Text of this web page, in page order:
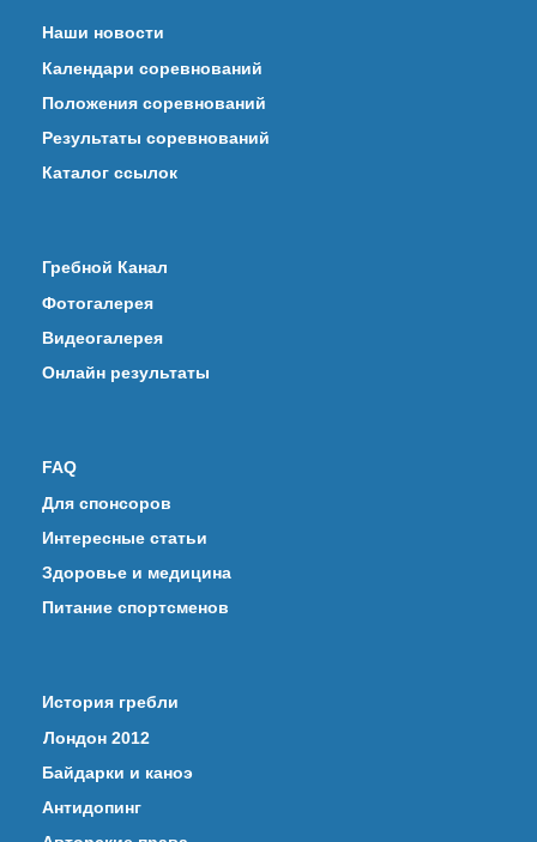
Наши новости
Календари соревнований
Положения соревнований
Результаты соревнований
Каталог ссылок
Гребной Канал
Фотогалерея
Видеогалерея
Онлайн результаты
FAQ
Для спонсоров
Интересные статьи
Здоровье и медицина
Питание спортсменов
История гребли
Лондон 2012
Байдарки и каноэ
Антидопинг